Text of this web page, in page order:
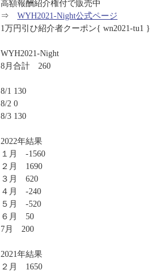
高額報酬紹介権付で販売中
⇒ WYH2021-Night公式ページ
1万円引ひ紹介者クーポン{ wn2021-tu1 }
WYH2021-Night
8月合計 260
8/1 130
8/2 0
8/3 130
2022年結果
１月 -1560
２月 1690
３月 620
４月 -240
５月 -520
６月 50
7月 200
2021年結果
２月 1650